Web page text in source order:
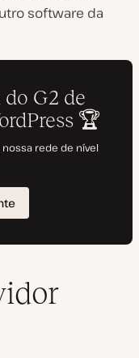
software da